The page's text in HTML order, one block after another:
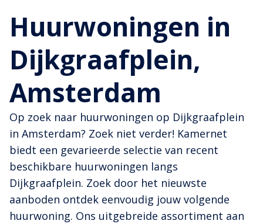
Huurwoningen in
Dijkgraafplein,
Amsterdam
Op zoek naar huurwoningen op Dijkgraafplein
in Amsterdam? Zoek niet verder! Kamernet
biedt een gevarieerde selectie van recent
beschikbare huurwoningen langs
Dijkgraafplein. Zoek door het nieuwste
aanboden ontdek eenvoudig jouw volgende
huurwoning. Ons uitgebreide assortiment aan